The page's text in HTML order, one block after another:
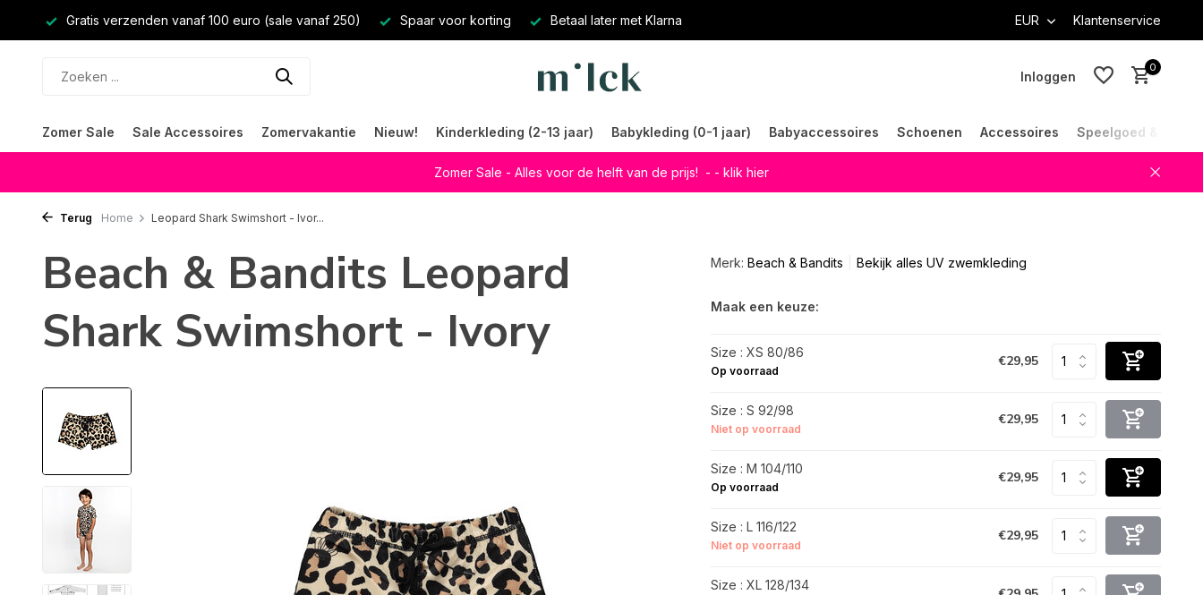
Gratis verzenden vanaf 100 euro (sale vanaf 250) Spaar voor korting Betaal later met Klarna EUR Klantenservice
Inloggen
0
Zomer Sale Sale Accessoires Zomervakantie Nieuw! Kinderkleding (2-13 jaar) Babykleding (0-1 jaar) Babyaccessoires Schoenen Accessoires Speelgoed &
Zomer Sale - Alles voor de helft van de prijs! - - klik hier
Terug Home Leopard Shark Swimshort - Ivor...
Beach & Bandits Leopard
Shark Swimshort - Ivory
Merk: Beach & Bandits Bekijk alles UV zwemkleding
Maak een keuze:
Size : XS 80/86
Op voorraad
€29,95
Size : S 92/98
Niet op voorraad
€29,95
Size : M 104/110
Op voorraad
€29,95
Size : L 116/122
Niet op voorraad
€29,95
Size : XL 128/134